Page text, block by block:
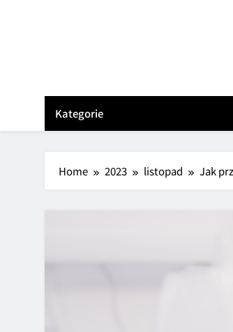
Kategorie
Home 2023 listopad Jak